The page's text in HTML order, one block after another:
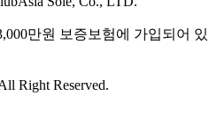
만원 보증보험에 가입되어 있
Right Reserved.